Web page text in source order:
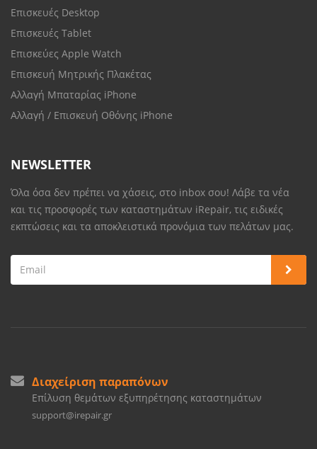
Επισκευές Desktop
Επισκευές Tablet
Επισκεύες Apple Watch
Επισκευή Μητρικής Πλακέτας
Αλλαγή Μπαταρίας iPhone
Αλλαγή / Επισκευή Οθόνης iPhone
NEWSLETTER
Όλα όσα δεν πρέπει να χάσεις, στο inbox σου! Λάβε τα νέα
και τις προσφορές των καταστημάτων iRepair, τις ειδικές
εκπτώσεις και τα αποκλειστικά προνόμια των πελάτων μας.
Διαχείριση παραπόνων
Επίλυση θεμάτων εξυπηρέτησης καταστημάτων
support@irepair.gr